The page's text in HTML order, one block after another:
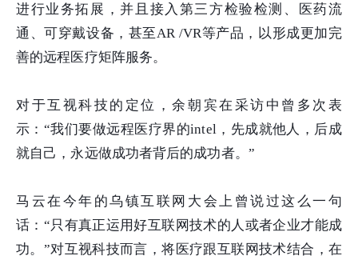
进行业务拓展，并且接入第三方检验检测、医药流
通、可穿戴设备，甚至AR /VR等产品，以形成更加完
善的远程医疗矩阵服务。
对于互视科技的定位，余朝宾在采访中曾多次表
示：“我们要做远程医疗界的intel，先成就他人，后成
就自己，永远做成功者背后的成功者。”
马云在今年的乌镇互联网大会上曾说过这么一句
话：“只有真正运用好互联网技术的人或者企业才能成
功。”对互视科技而言，将医疗跟互联网技术结合，在